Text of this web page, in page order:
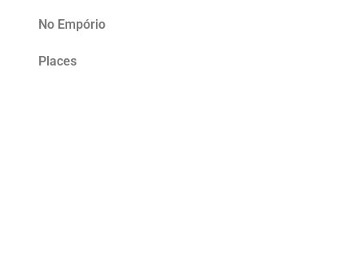
No Empório
Places